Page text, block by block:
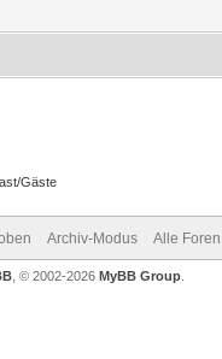
Gäste
Archiv-Modus Alle
, © 2002-2026 MyBB Group